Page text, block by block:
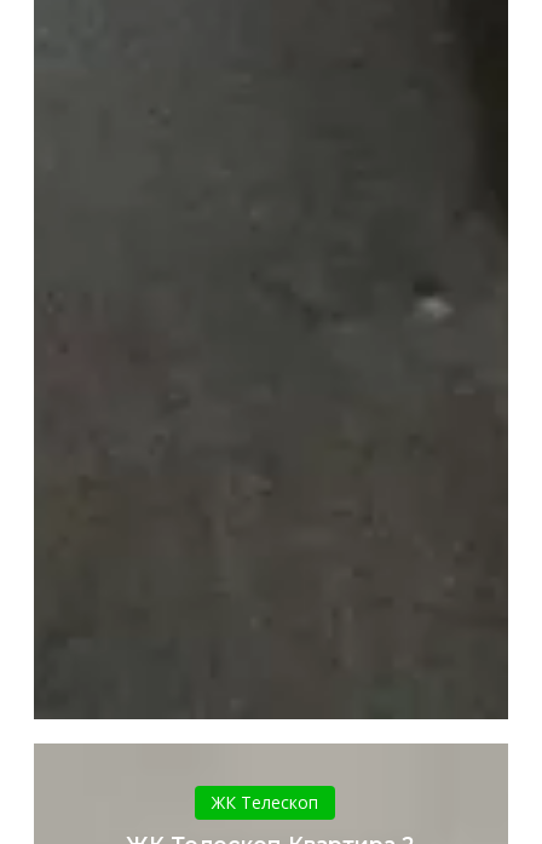
Телескоп
Квартира
ЖК Телескоп